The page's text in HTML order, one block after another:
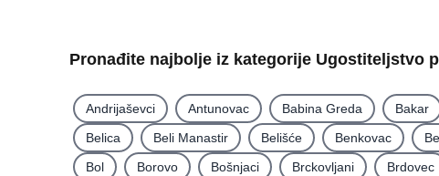
Pronađite najbolje iz kategorije Ugostiteljstvo
Andrijaševci Antunovac Babina Greda Bakar
Belica
Beli Manastir Belišće Benkovac
Bol
Borovo Bošnjaci Brckovljani Brdovec